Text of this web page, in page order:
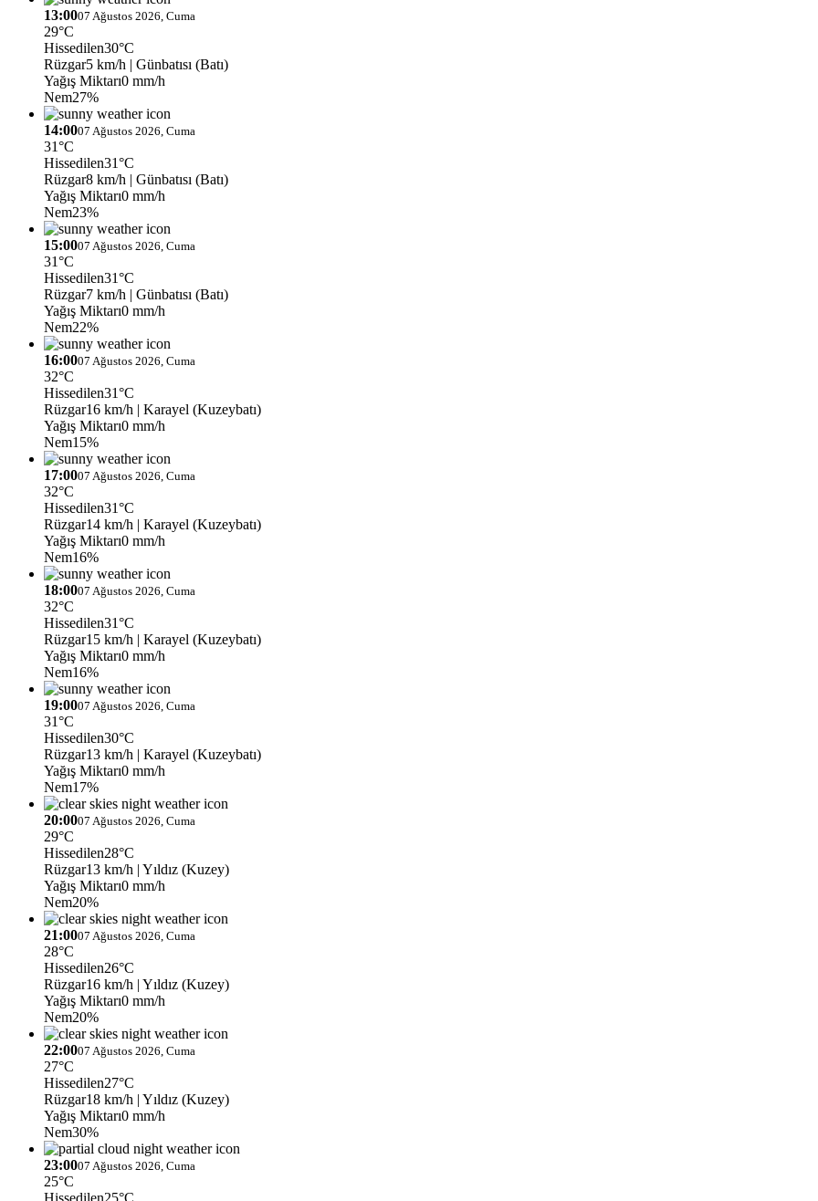
13:0007 Ağustos 2026, Cuma
29°C
Hissedilen30°C
Rüzgar5 km/h | Günbatısı (Batı)
Yağış Miktarı0 mm/h
Nem27%
14:0007 Ağustos 2026, Cuma
31°C
Hissedilen31°C
Rüzgar8 km/h | Günbatısı (Batı)
Yağış Miktarı0 mm/h
Nem23%
15:0007 Ağustos 2026, Cuma
31°C
Hissedilen31°C
Rüzgar7 km/h | Günbatısı (Batı)
Yağış Miktarı0 mm/h
Nem22%
16:0007 Ağustos 2026, Cuma
32°C
Hissedilen31°C
Rüzgar16 km/h | Karayel (Kuzeybatı)
Yağış Miktarı0 mm/h
Nem15%
17:0007 Ağustos 2026, Cuma
32°C
Hissedilen31°C
Rüzgar14 km/h | Karayel (Kuzeybatı)
Yağış Miktarı0 mm/h
Nem16%
18:0007 Ağustos 2026, Cuma
32°C
Hissedilen31°C
Rüzgar15 km/h | Karayel (Kuzeybatı)
Yağış Miktarı0 mm/h
Nem16%
19:0007 Ağustos 2026, Cuma
31°C
Hissedilen30°C
Rüzgar13 km/h | Karayel (Kuzeybatı)
Yağış Miktarı0 mm/h
Nem17%
20:0007 Ağustos 2026, Cuma
29°C
Hissedilen28°C
Rüzgar13 km/h | Yıldız (Kuzey)
Yağış Miktarı0 mm/h
Nem20%
21:0007 Ağustos 2026, Cuma
28°C
Hissedilen26°C
Rüzgar16 km/h | Yıldız (Kuzey)
Yağış Miktarı0 mm/h
Nem20%
22:0007 Ağustos 2026, Cuma
27°C
Hissedilen27°C
Rüzgar18 km/h | Yıldız (Kuzey)
Yağış Miktarı0 mm/h
Nem30%
23:0007 Ağustos 2026, Cuma
25°C
Hissedilen25°C